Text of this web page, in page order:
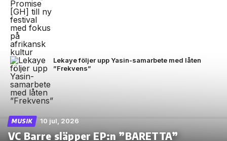
Lekaye följer upp Yasin-samarbete med låten
”Frekvens”
MUSIK 10 jul, 2026
VC Barre släpper EP:n ”BARETTA”